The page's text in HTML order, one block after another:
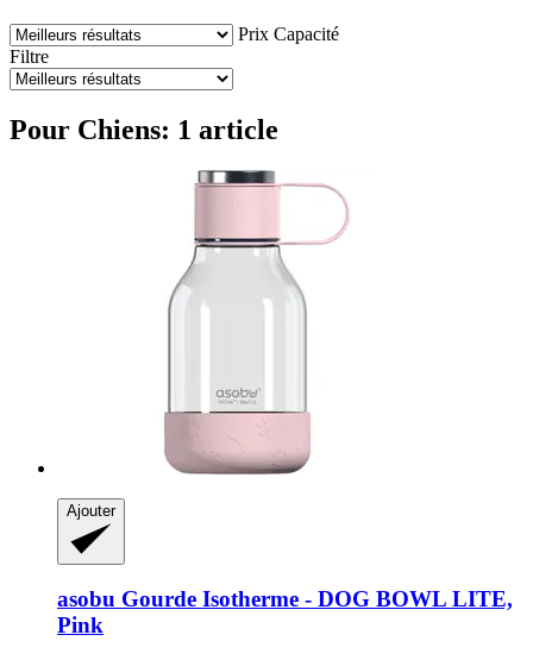
Prix Capacité
Filtre
Pour Chiens: 1 article
Ajouter
asobu Gourde Isotherme -​ DOG BOWL LITE,
Pink